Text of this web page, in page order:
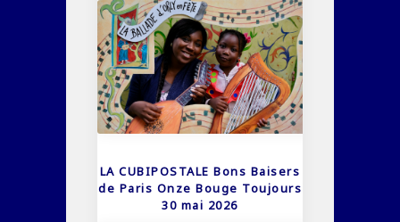
LA CUBIPOSTALE Bons Baisers
de Paris Onze Bouge Toujours
30 mai 2026